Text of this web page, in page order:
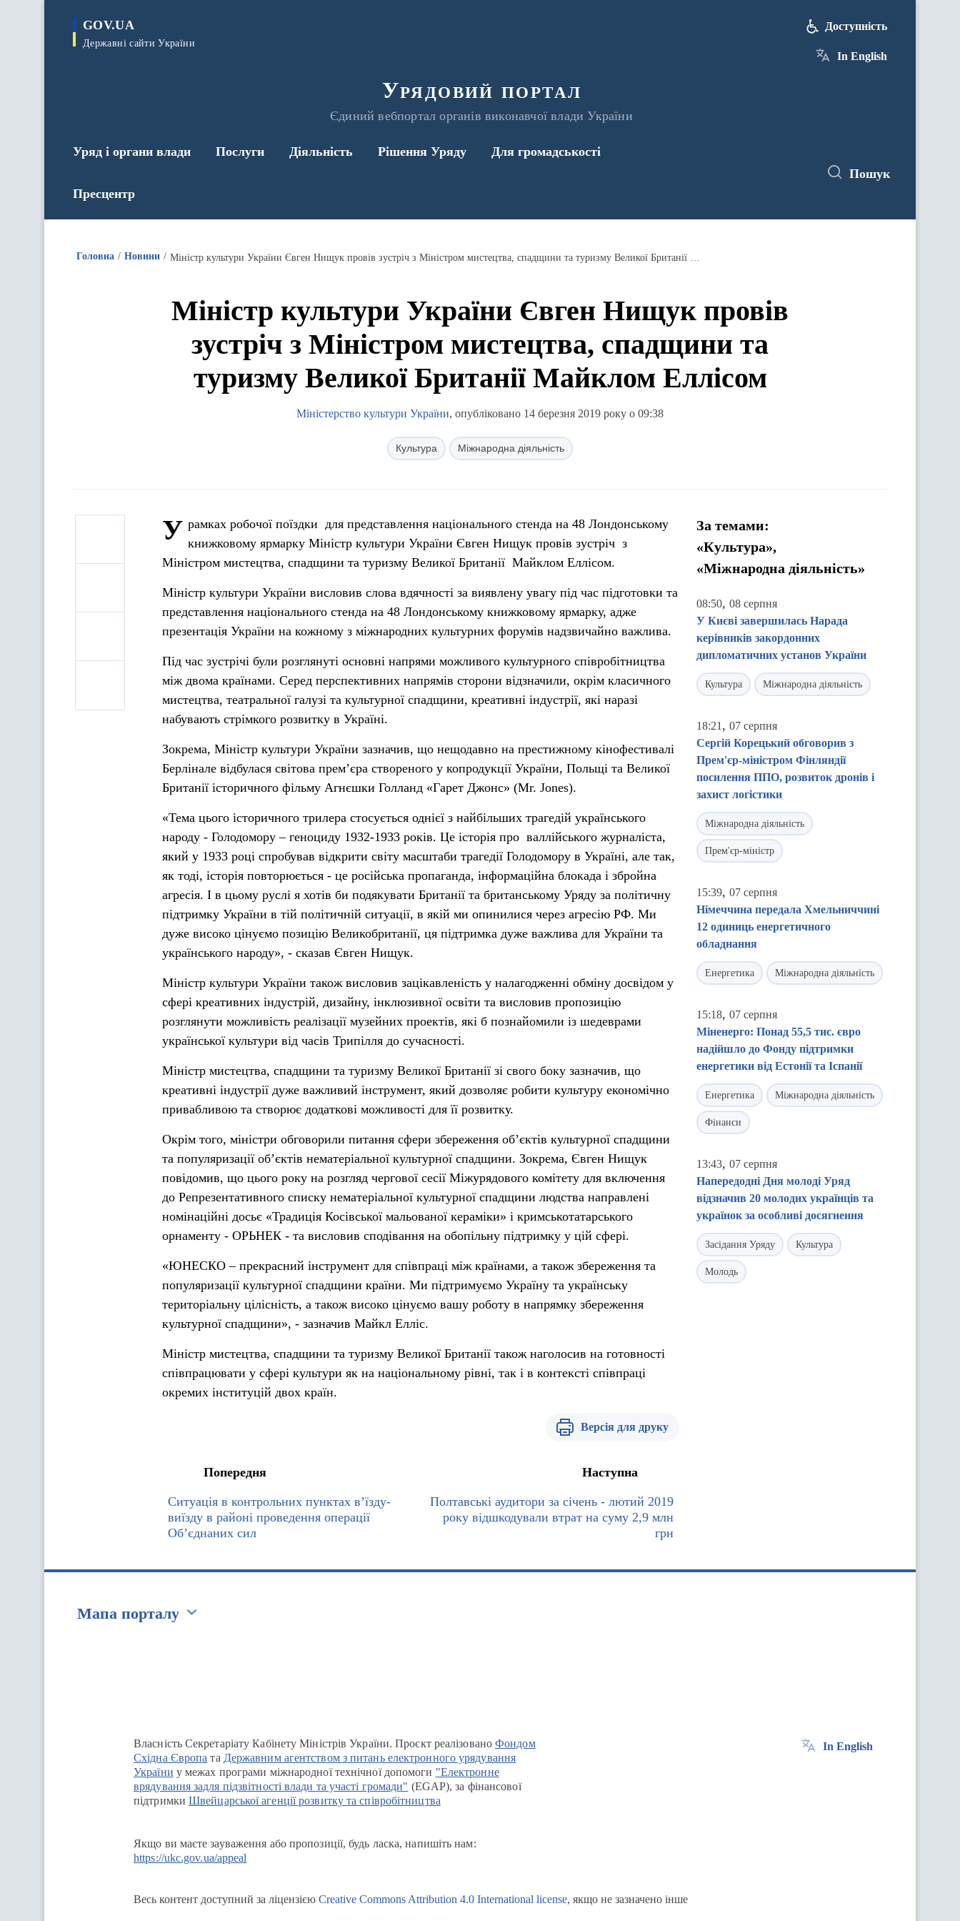
GOV.UA
Державні сайти України
Урядовий портал
Єдиний вебпортал органів виконавчої влади України
Доступність
In English
Уряд і органи влади Послуги Діяльність Рішення Уряду Для громадськості
Пресцентр
Пошук
Головна Новини Міністр культури України Євген Нищук провів зустріч з Міністром мистецтва, спадщини та туризму Великої Британії Майклом Еллісом
Міністр культури України Євген Нищук провів
зустріч з Міністром мистецтва, спадщини та
туризму Великої Британії Майклом Еллісом
Міністерство культури України, опубліковано 14 березня 2019 року о 09:38
Культура Міжнародна діяльність
У рамках робочої поїздки для представлення національного стенда на 48 Лондонському
книжковому ярмарку Міністр культури України Євген Нищук провів зустріч з
Міністром мистецтва, спадщини та туризму Великої Британії Майклом Еллісом.
Міністр культури України висловив слова вдячності за виявлену увагу під час підготовки та
представлення національного стенда на 48 Лондонському книжковому ярмарку, адже
презентація України на кожному з міжнародних культурних форумів надзвичайно важлива.
Під час зустрічі були розглянуті основні напрями можливого культурного співробітництва
між двома країнами. Серед перспективних напрямів сторони відзначили, окрім класичного
мистецтва, театральної галузі та культурної спадщини, креативні індустрії, які наразі
набувають стрімкого розвитку в Україні.
Зокрема, Міністр культури України зазначив, що нещодавно на престижному кінофестивалі
Берлінале відбулася світова прем’єра створеного у копродукції України, Польщі та Великої
Британії історичного фільму Агнєшки Голланд «Гарет Джонс» (Mr. Jones).
«Тема цього історичного трилера стосується однієї з найбільших трагедій українського
народу - Голодомору – геноциду 1932-1933 років. Це історія про валлійського журналіста,
який у 1933 році спробував відкрити світу масштаби трагедії Голодомору в Україні, але так,
як тоді, історія повторюється - це російська пропаганда, інформаційна блокада і збройна
агресія. І в цьому руслі я хотів би подякувати Британії та британському Уряду за політичну
підтримку України в тій політичній ситуації, в якій ми опинилися через агресію РФ. Ми
дуже високо цінуємо позицію Великобританії, ця підтримка дуже важлива для України та
українського народу», - сказав Євген Нищук.
Міністр культури України також висловив зацікавленість у налагодженні обміну досвідом у
сфері креативних індустрій, дизайну, інклюзивної освіти та висловив пропозицію
розглянути можливість реалізації музейних проектів, які б познайомили із шедеврами
української культури від часів Трипілля до сучасності.
Міністр мистецтва, спадщини та туризму Великої Британії зі свого боку зазначив, що
креативні індустрії дуже важливий інструмент, який дозволяє робити культуру економічно
привабливою та створює додаткові можливості для її розвитку.
Окрім того, міністри обговорили питання сфери збереження об’єктів культурної спадщини
та популяризації об’єктів нематеріальної культурної спадщини. Зокрема, Євген Нищук
повідомив, що цього року на розгляд чергової сесії Міжурядового комітету для включення
до Репрезентативного списку нематеріальної культурної спадщини людства направлені
номінаційні досьє «Традиція Косівської мальованої кераміки» і кримськотатарського
орнаменту - ОРЬНЕК - та висловив сподівання на обопільну підтримку у цій сфері.
«ЮНЕСКО – прекрасний інструмент для співпраці між країнами, а також збереження та
популяризації культурної спадщини країни. Ми підтримуємо Україну та українську
територіальну цілісність, а також високо цінуємо вашу роботу в напрямку збереження
культурної спадщини», - зазначив Майкл Елліс.
Міністр мистецтва, спадщини та туризму Великої Британії також наголосив на готовності
співпрацювати у сфері культури як на національному рівні, так і в контексті співпраці
окремих інституцій двох країн.
Версія для друку
Попередня
Ситуація в контрольних пунктах в’їзду-
виїзду в районі проведення операції
Об’єднаних сил
Наступна
Полтавські аудитори за січень - лютий 2019
року відшкодували втрат на суму 2,9 млн
грн
За темами:
«Культура»,
«Міжнародна діяльність»
08:50, 08 серпня
У Києві завершилась Нарада
керівників закордонних
дипломатичних установ України
Культура Міжнародна діяльність
18:21 , 07 серпня
Сергій Корецький обговорив з
Прем'єр-міністром Фінляндії
посилення ППО, розвиток дронів і
захист логістики
Міжнародна діяльність
Прем'єр-міністр
15:39, 07 серпня
Німеччина передала Хмельниччині
12 одиниць енергетичного
обладнання
Енергетика Міжнародна діяльність
15:18, 07 серпня
Міненерго: Понад 55,5 тис. євро
надійшло до Фонду підтримки
енергетики від Естонії та Іспанії
Енергетика Міжнародна діяльність
Фінанси
13:43, 07 серпня
Напередодні Дня молоді Уряд
відзначив 20 молодих українців та
українок за особливі досягнення
Засідання Уряду Культура
Молодь
Мапа порталу
Власність Секретаріату Кабінету Міністрів України. Проєкт реалізованоФондом
Східна Європа та Державним агентством з питань електронного урядування
України у межах програми міжнародної технічної допомоги "Електронне
врядування задля підзвітності влади та участі громади" (EGAP), за фінансової
підтримки Швейцарської агенції розвитку та співробітництва
Якщо ви маєте зауваження або пропозиції, будь ласка, напишіть нам:
https://ukc.gov.ua/appeal
In English
Весь контент доступний за ліцензією Creative Commons Attribution 4.0 International license, якщо не зазначено інше